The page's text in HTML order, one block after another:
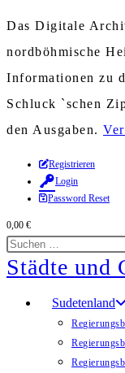
Das Digitale
nordböhmische
Informationen zu
Schluck `schen
den Ausgaben.
Zum
Inhalt
springen
Registrieren
Login
Password Reset
0,00 €
Diese
Website
durchsuchen
Städte und
Sudetenland